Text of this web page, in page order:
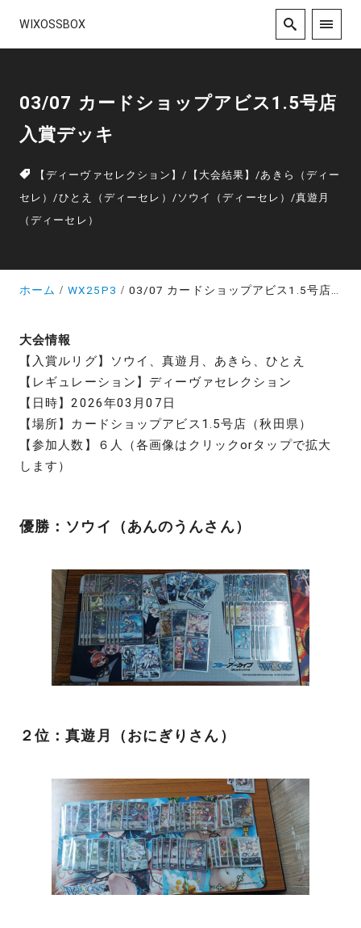
WIXOSSBOX
03/07 カードショップアビス1.5号店
入賞デッキ
【ディーヴァセレクション】/ 【大会結果】/あきら（ディー
セレ）/ひとえ（ディーセレ） / ソウイ（ディーセレ）/真遊月
（ディーセレ）
ホーム WX25P3 03/07 カードショップアビス1.5号店 入賞デッキ
大会情報
【入賞ルリグ】ソウイ、真遊月、あきら、ひとえ
【レギュレーション】ディーヴァセレクション
【日時】2026年03月07日
【場所】カードショップアビス1.5号店（秋田県）
【参加人数】６人（各画像はクリックorタップで拡大
します）
優勝：ソウイ（あんのうんさん）
２位：真遊月（おにぎりさん）